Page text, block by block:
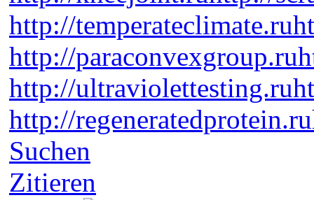
http://temperateclimate.ru
http://paraconvexgroup.ru
http://ultraviolettesting.ru
http://regeneratedprotein.ru
Suchen
Zitieren